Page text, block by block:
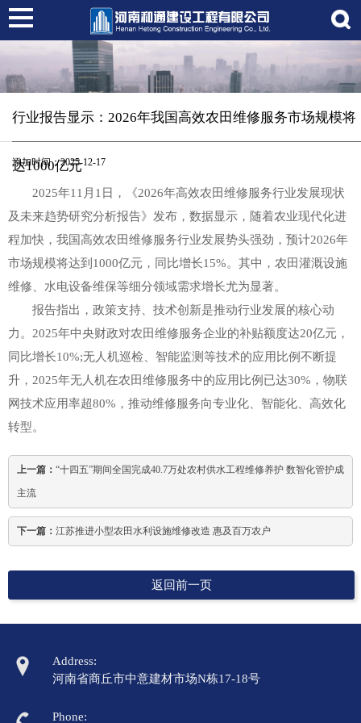
行业报告显示：2026年我国高效农田维修服务市场规模将
达1000亿元
添加时间：2025-12-17
2025年11月1日，《2026年高效农田维修服务行业发展现状
及未来趋势研究分析报告》发布，数据显示，随着农业现代化进
程加快，我国高效农田维修服务行业发展势头强劲，预计2026年
市场规模将达到1000亿元，同比增长15%。其中，农田灌溉设施
维修、水电设备维保等细分领域需求增长尤为显著。
报告指出，政策支持、技术创新是推动行业发展的核心动
力。2025年中央财政对农田维修服务企业的补贴额度达20亿元，
同比增长10%;无人机巡检、智能监测等技术的应用比例不断提
升，2025年无人机在农田维修服务中的应用比例已达30%，物联
网技术应用率超80%，推动维修服务向专业化、智能化、高效化
转型。
上一篇： “十四五”期间全国完成40.7万处农村供水工程维修养护 数智化管护成
主流
下一篇： 江苏推进小型农田水利设施维修改造 惠及百万农户
返回前一页
Address:
河南省商丘市中意建材市场N栋17-18号
Phone: